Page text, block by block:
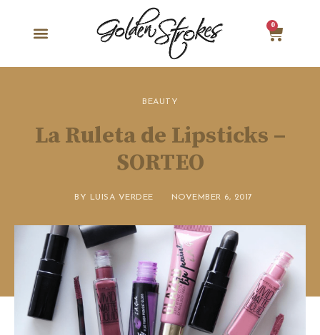
0
BEAUTY
La Ruleta de Lipsticks –
SORTEO
BY LUISA VERDEE NOVEMBER 6, 2017